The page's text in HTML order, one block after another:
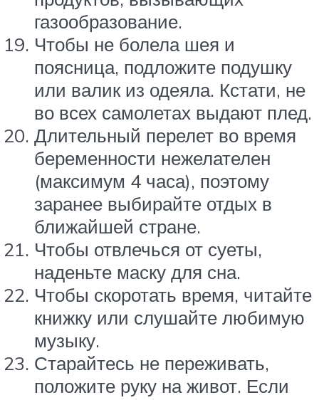
газообразование.
Чтобы не болела шея и
поясница, подложите подушку
или валик из одеяла. Кстати, не
во всех самолетах выдают плед.
Длительный перелет во время
беременности нежелателен
(максимум 4 часа), поэтому
заранее выбирайте отдых в
ближайшей стране.
Чтобы отвлечься от суеты,
наденьте маску для сна.
Чтобы скоротать время, читайте
книжку или слушайте любимую
музыку.
Старайтесь не переживать,
положите руку на живот. Если